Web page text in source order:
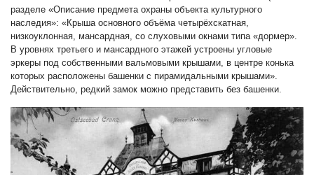
разделе «Описание предмета охраны объекта культурного
наследия»: «Крыша основного объёма четырёхскатная,
низкоуклонная, мансардная, со слуховыми окнами типа «дормер».
В уровнях третьего и мансардного этажей устроены угловые
эркеры под собственными вальмовыми крышами, в центре конька
которых расположены башенки с пирамидальными крышами».
Действительно, редкий замок можно представить без башенки.